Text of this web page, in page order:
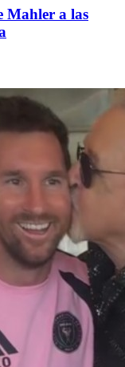
Mahler a las